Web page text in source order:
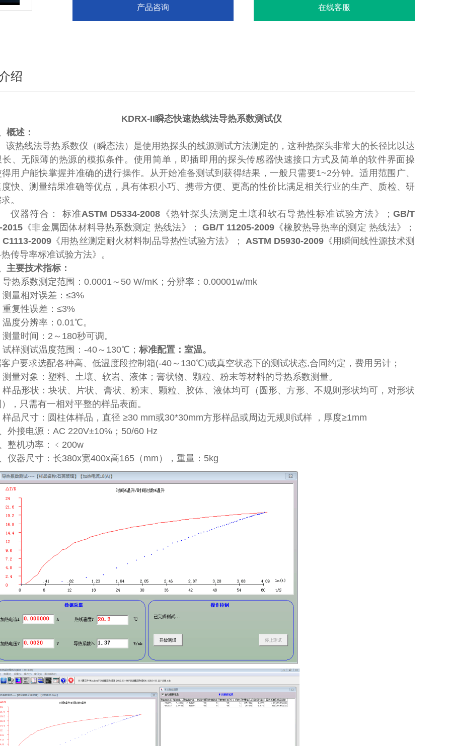
产品咨询 在线客服
绍
KDRX-II瞬态快速热线法导热系数测试仪
概述：
热线法导热系数仪（瞬态法）是使用热探头的线源测试方法测定的，这种热探头非常大的长径比以达
长、无限薄的热源的模拟条件。使用简单，即插即用的探头传感器快速接口方式及简单的软件界面操
用户能快掌握并准确的进行操作。从开始准备测试到获得结果，一般只需要1~2分钟。适用范围广、
快、测量结果准确等优点，具有体积小巧、携带方便、更高的性价比满足相关行业的生产、质检、研
。
仪器符合： 标准ASTM D5334-2008 《热针探头法测定土壤和软石导热性标准试验方法》；GB/T
2015 《非金属固体材料导热系数测定 热线法》； GB/T 11205-2009 《橡胶热导热率的测定 热线法》；
2009 《用热丝测定耐火材料制品导热性试验方法》； ASTM D5930-2009《用瞬间线性源技术测
传导率标准试验方法》。
主要技术指标：
导热系数测定范围：0.0001～50 W/mK；分辨率：0.00001w/mk
测量相对误差：≤3%
重复性误差：≤3%
温度分辨率：0.01℃。
测量时间：2～180秒可调。
试样测试温度范围：-40～130℃； 标准配置：室温。
户要求选配各种高、低温度段控制箱(-40～130℃)或真空状态下的测试状态,合同约定，费用另计；
测量对象：塑料、土壤、软岩、液体；膏状物、颗粒、粉末等材料的导热系数测量。
样品形状：块状、片状、膏状、粉末、颗粒、胶体、液体均可（圆形、方形、不规则形状均可，对形状
，只需有一相对平整的样品表面。
样品尺寸：圆柱体样品，直径 ≥30 mm或30*30mm方形样品或周边无规则试样 ，厚度≥1mm
外接电源：AC 220V±10%；50/60 Hz
整机功率：﹤200w
仪器尺寸：长380x宽400x高165（mm），重量：5kg